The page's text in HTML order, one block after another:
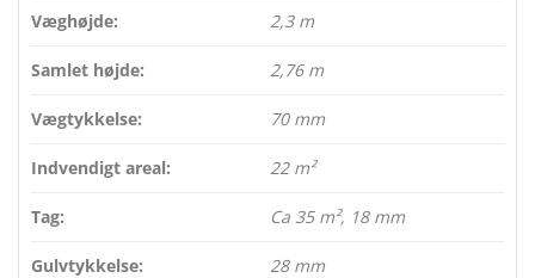
Væghøjde: 2,3 m
Samlet højde: 2,76 m
Vægtykkelse: 70 mm
Indvendigt areal: 22 m²
Tag: Ca 35 m², 18 mm
Gulvtykkelse: 28 mm